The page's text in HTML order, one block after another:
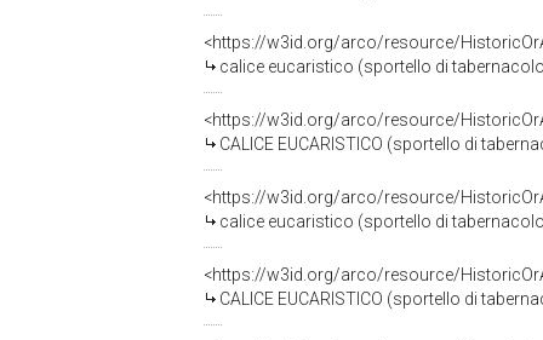
<https://w3id.org/arco/resource/
calice eucaristico (sportello di
<https://w3id.org/arco/resource/
CALICE EUCARISTICO (sportello di
<https://w3id.org/arco/resource/
calice eucaristico (sportello di
<https://w3id.org/arco/resource/
CALICE EUCARISTICO (sportello di